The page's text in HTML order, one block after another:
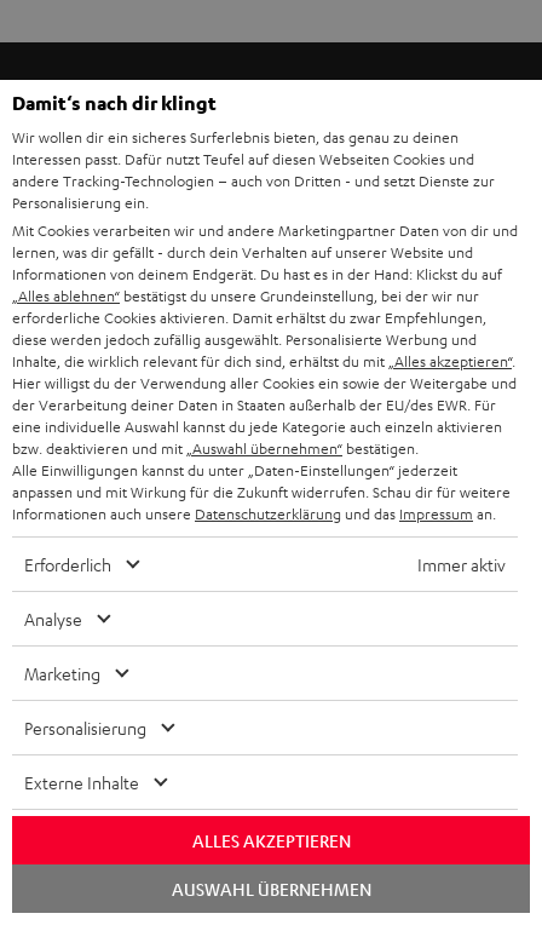
i
e
a
h
m
e
n
8 Wochen Rückgaberecht
9 Teufel Stores
Mehr als 45 Jahre Erfahrung
Teufel Blog
Audio-Technologien, HiFi-Trends, Tipps & Tricks
Teufel Support
Häufige Fragen
Rückgabe / Rücktritt
Sendungsverfolgung
Damit‘s nach dir klingt
Wir wollen dir ein sicheres Surferlebnis bieten, das genau zu deinen
Interessen passt. Dafür nutzt Teufel auf diesen Webseiten Cookies und
andere Tracking-Technologien – auch von Dritten - und setzt Dienste zur
Personalisierung ein.
Mit Cookies verarbeiten wir und andere Marketingpartner Daten von dir und
lernen, was dir gefällt - durch dein Verhalten auf unserer Website und
Informationen von deinem Endgerät. Du hast es in der Hand: Klickst du auf
„Alles ablehnen“ bestätigst du unsere Grundeinstellung, bei der wir nur
erforderliche Cookies aktivieren. Damit erhältst du zwar Empfehlungen,
diese werden jedoch zufällig ausgewählt. Personalisierte Werbung und
Inhalte, die wirklich relevant für dich sind, erhältst du mit „Alles akzeptieren“.
Hier willigst du der Verwendung aller Cookies ein sowie der Weitergabe und
der Verarbeitung deiner Daten in Staaten außerhalb der EU/des EWR. Für
eine individuelle Auswahl kannst du jede Kategorie auch einzeln aktivieren
bzw. deaktivieren und mit „Auswahl übernehmen“ bestätigen.
Alle Einwilligungen kannst du unter „Daten-Einstellungen“ jederzeit
anpassen und mit Wirkung für die Zukunft widerrufen. Schau dir für weitere
Informationen auch unsere Datenschutzerklärung und das Impressum an.
Erforderlich Immer aktiv
Analyse
Marketing
Personalisierung
Externe Inhalte
ALLES AKZEPTIEREN
AUSWAHL ÜBERNEHMEN